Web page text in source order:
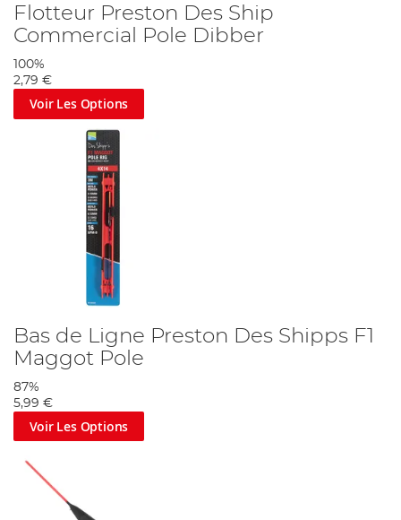
Flotteur Preston Des Ship
Commercial Pole Dibber
100%
2,79 €
Voir Les Options
Bas de Ligne Preston Des Shipps F1
Maggot Pole
87%
5,99 €
Voir Les Options